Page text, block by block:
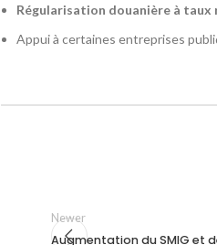
Régularisation douanière à taux
Appui à certaines entreprises
Newer
Augmentation du SMIG et